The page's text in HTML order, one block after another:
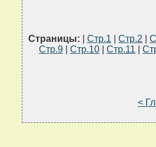
Страницы: Стр.1 Стр.2
Стр.9
Стр.10 Стр.11
<